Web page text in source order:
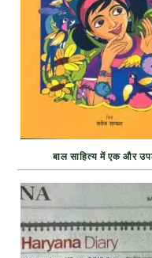
बाल साहित्य में एक और